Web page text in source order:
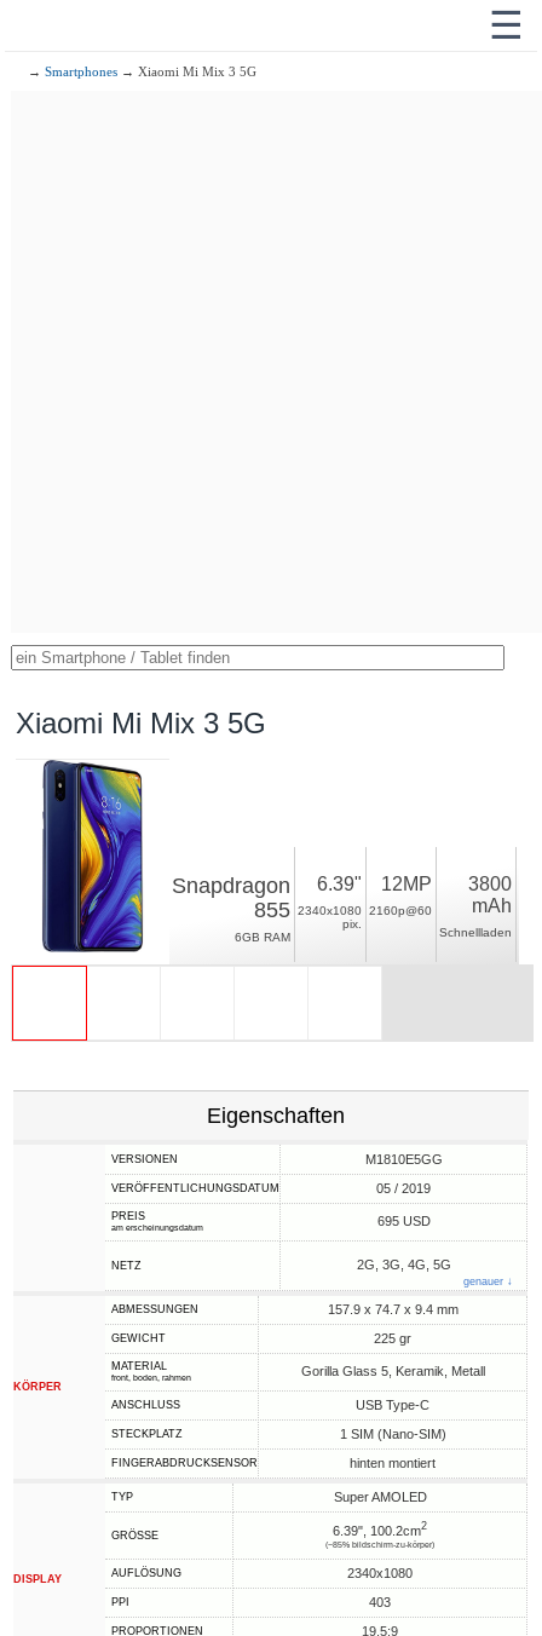
☰
→Smartphones → Xiaomi Mi Mix 3 5G
Xiaomi Mi Mix 3 5G
Snapdragon
855
6GB RAM
6.39"
2340x1080
pix.
12MP
2160p@60
3800
mAh
Schnellladen
Eigenschaften
VERSIONEN M1810E5GG
VERÖFFENTLICHUNGSDATUM 05 / 2019
PREIS
am erscheinungsdatum 695 USD
NETZ 2G, 3G, 4G, 5G
genauer ↓
KÖRPER
ABMESSUNGEN 157.9 x 74.7 x 9.4 mm
GEWICHT 225 gr
MATERIAL
front, boden, rahmen Gorilla Glass 5, Keramik, Metall
ANSCHLUSS USB Type-C
STECKPLATZ 1 SIM (Nano-SIM)
FINGERABDRUCKSENSOR hinten montiert
DISPLAY
TYP Super AMOLED
GRÖSSE 6.39", 100.2cm2
(~85% bildschirm-zu-körper)
AUFLÖSUNG 2340x1080
PPI 403
PROPORTIONEN 19.5:9